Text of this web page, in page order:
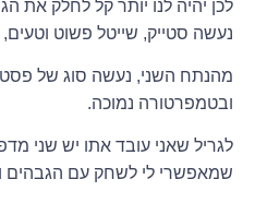
לכן יהיה לנו יותר קל לחלק את
נעשה סטייק, שייטל פשוט
מהנתח השני, נעשה סוג של
ובטמפרטורה נמוכה.
לגריל שאני עובד אתו יש שני
שמאפשרי לי לשחק עם הגבהים